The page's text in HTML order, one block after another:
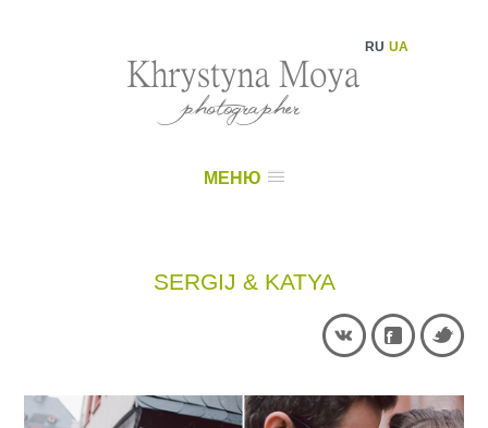
МЕНЮ
RU UA
SERGIJ & KATYA